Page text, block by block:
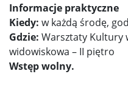
Informacje praktyczne
Kiedy: w każdą środę,
Gdzie: Warsztaty Kultury
widowiskowa – II piętro
Wstęp wolny.